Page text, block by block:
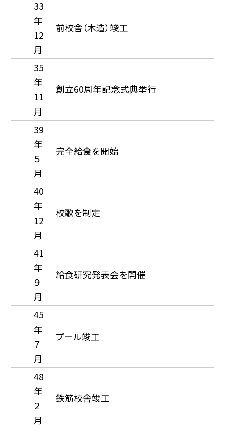
33
年
12
月
前校舎（木造）竣工
35
年
11
月
創立60周年記念式典挙行
39
年
５
月
完全給食を開始
40
年
12
月
校歌を制定
41
年
９
月
給食研究発表会を開催
45
年
７
月
プール竣工
48
年
２
月
鉄筋校舎竣工